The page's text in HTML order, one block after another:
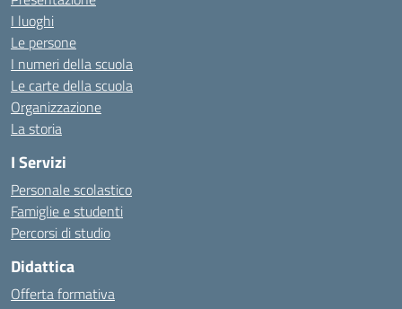
I luoghi
Le persone
I numeri della scuola
Le carte della scuola
Organizzazione
La storia
I Servizi
Personale scolastico
Famiglie e studenti
Percorsi di studio
Didattica
Offerta formativa